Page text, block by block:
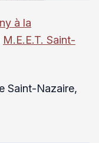
à la
M.E.E.T. Saint-
Saint-Nazaire,